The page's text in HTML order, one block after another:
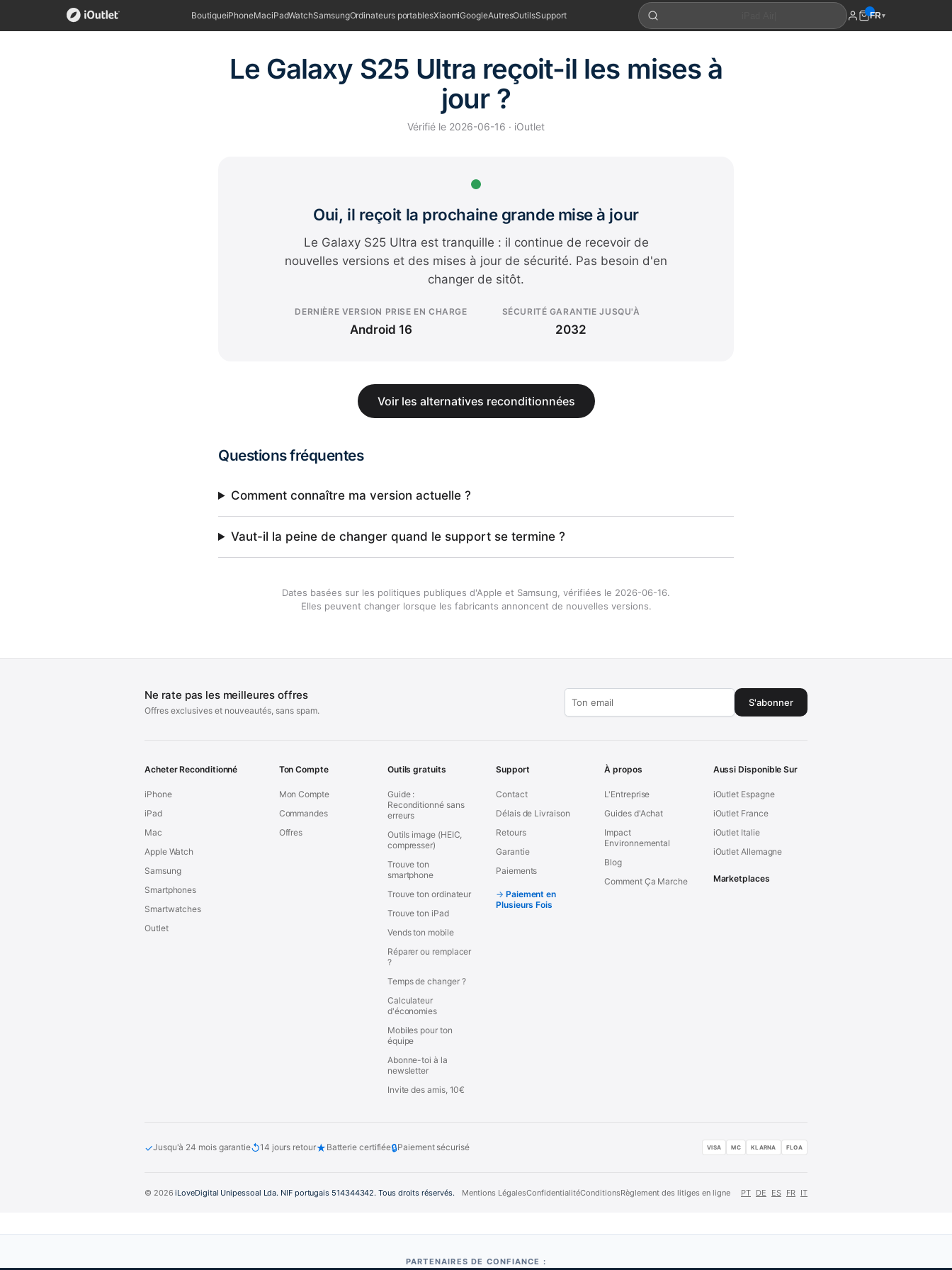
BoutiqueiPhoneMaciPadWatchSamsungOrdinateurs portablesXiaomiGoogleAutresOutilsSupport FR▾
Le Galaxy S25 Ultra reçoit-il les mises à
jour ?
Vérifié le 2026-06-16 · iOutlet
Oui, il reçoit la prochaine grande mise à jour
Le Galaxy S25 Ultra est tranquille : il continue de recevoir de
nouvelles versions et des mises à jour de sécurité. Pas besoin d'en
changer de sitôt.
DERNIÈRE VERSION PRISE EN CHARGE
Android 16
SÉCURITÉ GARANTIE JUSQU'À
2032
Voir les alternatives reconditionnées
Questions fréquentes
Comment connaître ma version actuelle ?
Vaut-il la peine de changer quand le support se termine ?
Dates basées sur les politiques publiques d'Apple et Samsung, vérifiées le 2026-06-16.
Elles peuvent changer lorsque les fabricants annoncent de nouvelles versions.
Ne rate pas les meilleures offres
Offres exclusives et nouveautés, sans spam.
S'abonner
Acheter Reconditionné
iPhone
iPad
Mac
Apple Watch
Samsung
Smartphones
Smartwatches
Outlet
Ton Compte
Mon Compte
Commandes
Offres
Outils gratuits
Guide :
Reconditionné sans
erreurs
Outils image (HEIC,
compresser)
Trouve ton
smartphone
Trouve ton ordinateur
Trouve ton iPad
Vends ton mobile
Réparer ou remplacer
?
Temps de changer ?
Calculateur
d'économies
Mobiles pour ton
équipe
Abonne-toi à la
newsletter
Invite des amis, 10€
Support
Contact
Délais de Livraison
Retours
Garantie
Paiements
Paiement en
Plusieurs Fois
À propos
L'Entreprise
Guides d'Achat
Impact
Environnemental
Blog
Comment Ça Marche
Aussi Disponible Sur
iOutlet Espagne
iOutlet France
iOutlet Italie
iOutlet Allemagne
Marketplaces
✓Jusqu'à 24 mois garantie↺14 jours retour★ Batterie certifiée🔒Paiement sécurisé VISA MC KLARNA FLOA
© 2026iLoveDigital Unipessoal Lda. NIF portugais 514344342. Tous droits réservés. Mentions LégalesConfidentialitéConditionsRèglement des litiges en ligne PT DE ES FR IT
PARTENAIRES DE CONFIANCE :